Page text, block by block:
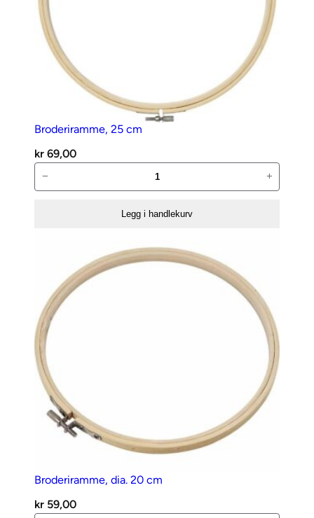
Broderiramme, 25 cm
kr 69,00
25
− +
Legg i handlekurv
Broderiramme, dia. 20 cm
kr 59,00